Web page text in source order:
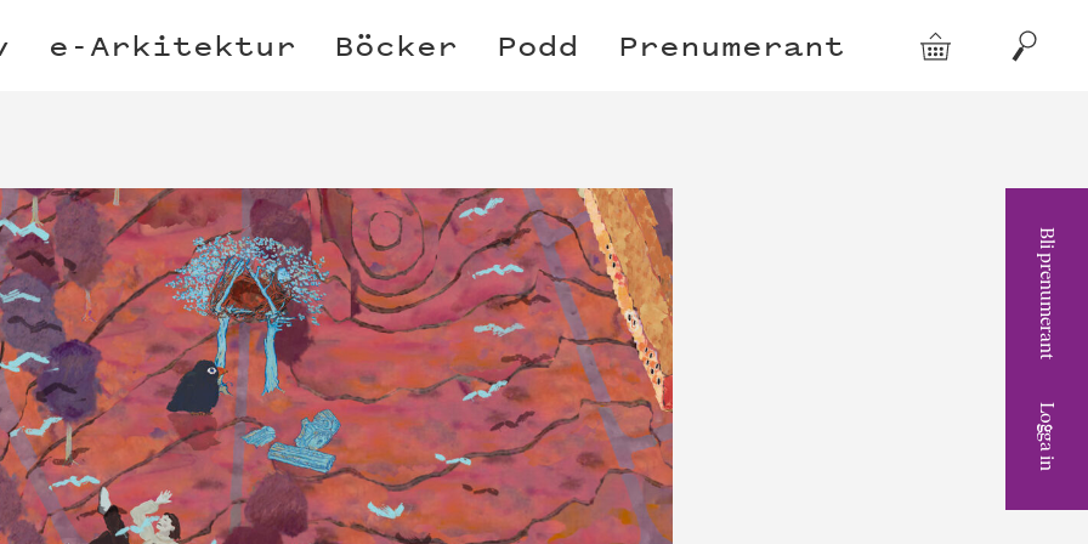
e-Arkitektur Böcker Podd Prenumerant Varukorg Sök
Bli prenumerant
Logga in